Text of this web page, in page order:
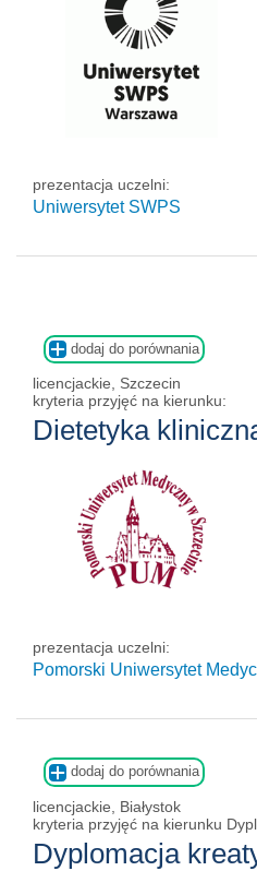
prezentacja uczelni:
Uniwersytet SWPS
dodaj do porównania
licencjackie, Szczecin
kryteria przyjęć na kierunku:
Dietetyka
prezentacja uczelni:
Pomorski Uniwersytet
dodaj do porównania
licencjackie, Białystok
kryteria przyjęć na kierunku
Dyplomacja